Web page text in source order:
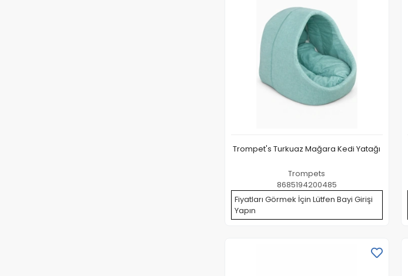
Trompet's Turkuaz Mağara Kedi Yatağı
Trompets
8685194200485
Fiyatları Görmek İçin Lütfen Bayi Girişi
Yapın